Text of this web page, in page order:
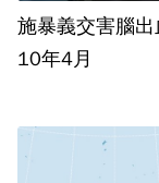
施暴義交害腦
10年4月